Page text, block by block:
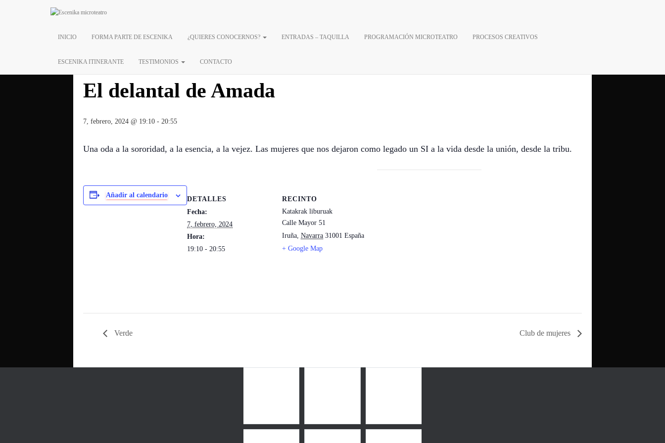
INICIO FORMA PARTE DE ESCENIKA ¿QUIERES CONOCERNOS? ENTRADAS – TAQUILLA PROGRAMACIÓN MICROTEATRO PROCESOS CREATIVOS
ESCENIKA ITINERANTE TESTIMONIOS CONTACTO
El delantal de Amada
7, febrero, 2024 @ 19:10 - 20:55
Una oda a la sororidad, a la esencia, a la vejez. Las mujeres que nos dejaron como legado un SI a la vida desde la unión, desde la tribu.
Añadir al calendario
DETALLES
Fecha:
7, febrero, 2024
Hora:
19:10 - 20:55
RECINTO
Katakrak liburuak
Calle Mayor 51
Iruña, Navarra 31001 España
+ Google Map
Verde Club de mujeres